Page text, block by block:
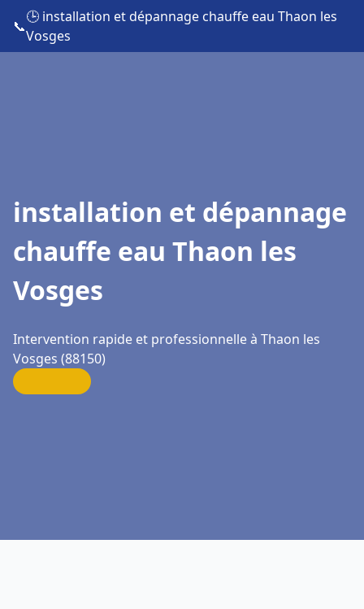
📞
🕒 installation et dépannage chauffe eau Thaon les
Vosges
installation et dépannage
chauffe eau Thaon les
Vosges
Intervention rapide et professionnelle à Thaon les
Vosges (88150)